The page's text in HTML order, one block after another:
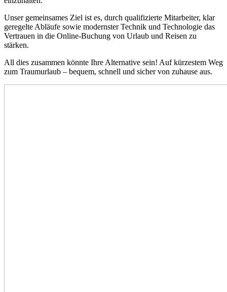
Unser gemeinsames Ziel ist es, durch qualifizierte Mitarbeiter, klar
geregelte Abläufe sowie modernster Technik und Technologie das
Vertrauen in die Online-Buchung von Urlaub und Reisen zu
stärken.
All dies zusammen könnte Ihre Alternative sein! Auf kürzestem Weg
zum Traumurlaub – bequem, schnell und sicher von zuhause aus.